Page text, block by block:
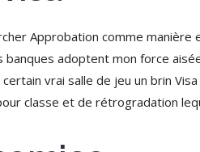
Approbation comme
adoptent mon force
vrai salle de jeu un brin
classe et de rétrogradation